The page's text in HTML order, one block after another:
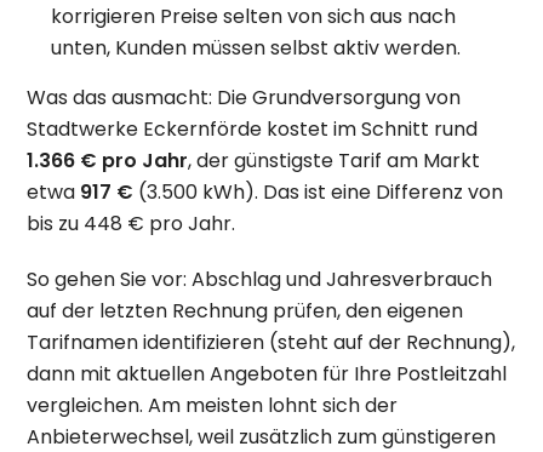
korrigieren Preise selten von sich aus nach
unten, Kunden müssen selbst aktiv werden.
Was das ausmacht: Die Grundversorgung von
Stadtwerke Eckernförde kostet im Schnitt rund
1.366 € pro Jahr, der günstigste Tarif am Markt
etwa 917 € (3.500 kWh). Das ist eine Differenz von
bis zu 448 € pro Jahr.
So gehen Sie vor: Abschlag und Jahresverbrauch
auf der letzten Rechnung prüfen, den eigenen
Tarifnamen identifizieren (steht auf der Rechnung),
dann mit aktuellen Angeboten für Ihre Postleitzahl
vergleichen. Am meisten lohnt sich der
Anbieterwechsel, weil zusätzlich zum günstigeren